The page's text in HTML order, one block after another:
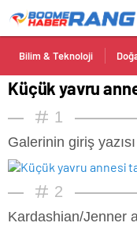
Bilim & Teknoloji
Küçük yavru
1
Galerinin giriş
2
Kardashian/Jenner